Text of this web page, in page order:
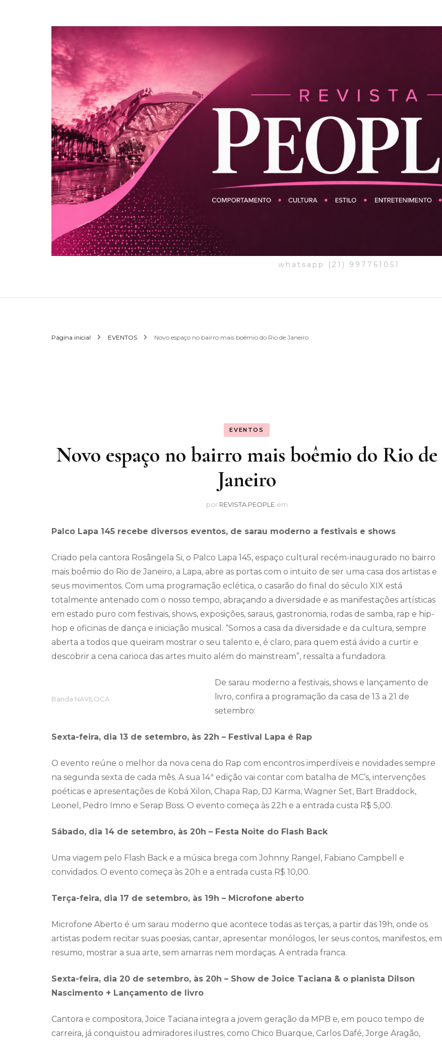
whatsapp (21) 997761051
Página inicial EVENTOS Novo espaço no bairro mais boêmio do Rio de Janeiro
EVENTOS
Novo espaço no bairro mais boêmio do Rio de
Janeiro
por REVISTA PEOPLE em
Palco Lapa 145 recebe diversos eventos, de sarau moderno a festivais e shows
Criado pela cantora Rosângela Si, o Palco Lapa 145, espaço cultural recém-inaugurado no bairro
mais boêmio do Rio de Janeiro, a Lapa, abre as portas com o intuito de ser uma casa dos artistas e
seus movimentos. Com uma programação eclética, o casarão do final do século XIX está
totalmente antenado com o nosso tempo, abraçando a diversidade e as manifestações artísticas
em estado puro com festivais, shows, exposições, saraus, gastronomia, rodas de samba, rap e hip-
hop e oficinas de dança e iniciação musical. “Somos a casa da diversidade e da cultura, sempre
aberta a todos que queiram mostrar o seu talento e, é claro, para quem está ávido a curtir e
descobrir a cena carioca das artes muito além do mainstream”, ressalta a fundadora.
Banda NAVILOCA
De sarau moderno a festivais, shows e lançamento de
livro, confira a programação da casa de 13 a 21 de
setembro:
Sexta-feira, dia 13 de setembro, às 22h – Festival Lapa é Rap
O evento reúne o melhor da nova cena do Rap com encontros imperdíveis e novidades sempre
na segunda sexta de cada mês. A sua 14ª edição vai contar com batalha de MC’s, intervenções
poéticas e apresentações de Kobá Xilon, Chapa Rap, DJ Karma, Wagner Set, Bart Braddock,
Leonel, Pedro Imno e Serap Boss. O evento começa às 22h e a entrada custa R$ 5,00.
Sábado, dia 14 de setembro, às 20h – Festa Noite do Flash Back
Uma viagem pelo Flash Back e a música brega com Johnny Rangel, Fabiano Campbell e
convidados. O evento começa às 20h e a entrada custa R$ 10,00.
Terça-feira, dia 17 de setembro, às 19h – Microfone aberto
Microfone Aberto é um sarau moderno que acontece todas as terças, a partir das 19h, onde os
artistas podem recitar suas poesias, cantar, apresentar monólogos, ler seus contos, manifestos, em
resumo, mostrar a sua arte, sem amarras nem mordaças. A entrada franca.
Sexta-feira, dia 20 de setembro, às 20h – Show de Joice Taciana & o pianista Dilson
Nascimento + Lançamento de livro
Cantora e compositora, Joice Taciana integra a jovem geração da MPB e, em pouco tempo de
carreira, já conquistou admiradores ilustres, como Chico Buarque, Carlos Dafé, Jorge Aragão,